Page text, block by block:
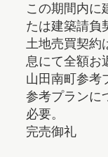
この期間内に
たは建築請負
土地売買契約
息にて全額お
山田南町参考
参考プランに
必要。
完売御礼